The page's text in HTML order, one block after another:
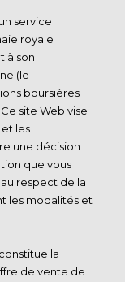
service
royale
à son
(le
boursières
site Web vise
les
une décision
que vous
respect de la
les modalités et
la
de vente de